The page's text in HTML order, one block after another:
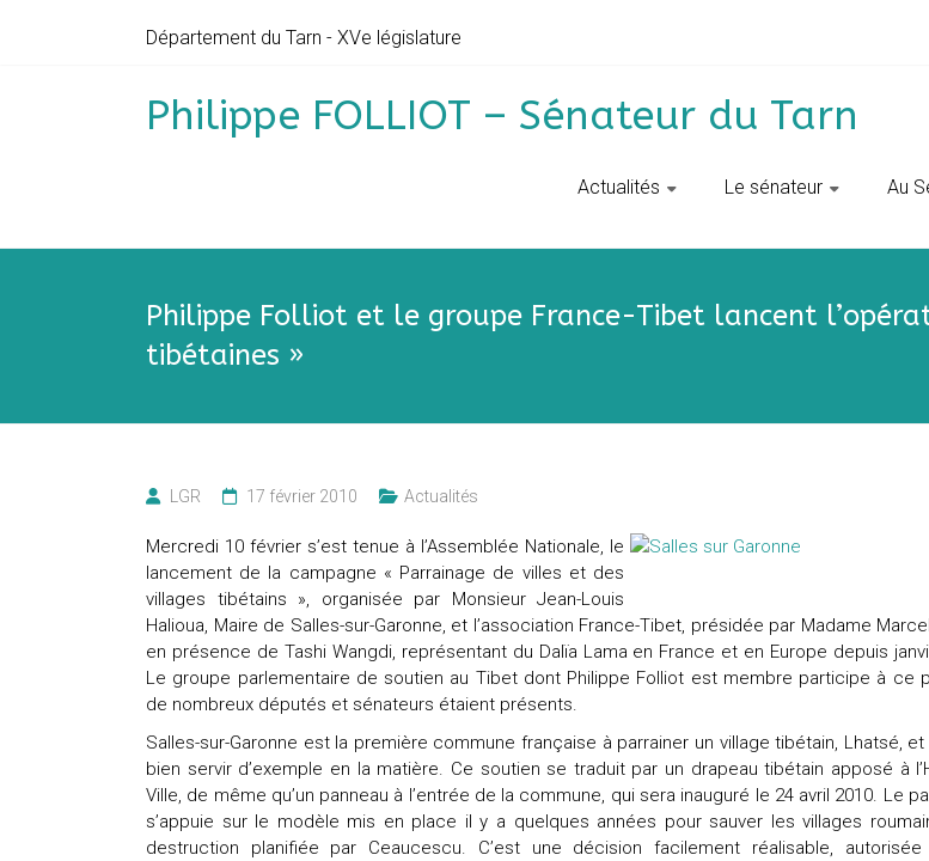
Département du Tarn - XVe législature
Philippe FOLLIOT – Sénateur du Tarn
Actualités Le sénateur Au
Philippe Folliot et le groupe France-Tibet lancent
tibétaines »
LGR 17 février 2010 Actualités
Mercredi 10 février s’est tenue à l’Assemblée Nationale, le
lancement de la campagne « Parrainage de villes et des
villages tibétains », organisée par Monsieur Jean-Louis
Halioua, Maire de Salles-sur-Garonne, et l’association France-Tibet, présidée par Madame
en présence de Tashi Wangdi, représentant du Dalïa Lama en France et en Europe depuis
Le groupe parlementaire de soutien au Tibet dont Philippe Folliot est membre participe à ce
de nombreux députés et sénateurs étaient présents.
Salles-sur-Garonne est la première commune française à parrainer un village tibétain, Lhatsé,
bien servir d’exemple en la matière. Ce soutien se traduit par un drapeau tibétain apposé à
Ville, de même qu’un panneau à l’entrée de la commune, qui sera inauguré le 24 avril 2010. Le
s’appuie sur le modèle mis en place il y a quelques années pour sauver les villages
destruction planifiée par Ceaucescu. C’est une décision facilement réalisable,